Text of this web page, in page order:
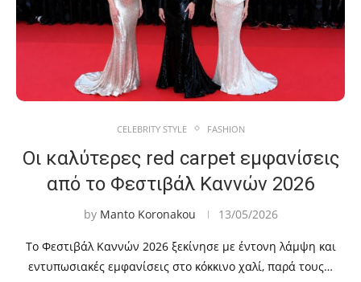
CELEBRITY STYLE FASHION
Οι καλύτερες red carpet εμφανίσεις
από το Φεστιβάλ Καννών 2026
by Manto Koronakou 13/05/2026
Το Φεστιβάλ Καννών 2026 ξεκίνησε με έντονη λάμψη και
εντυπωσιακές εμφανίσεις στο κόκκινο χαλί, παρά τους…